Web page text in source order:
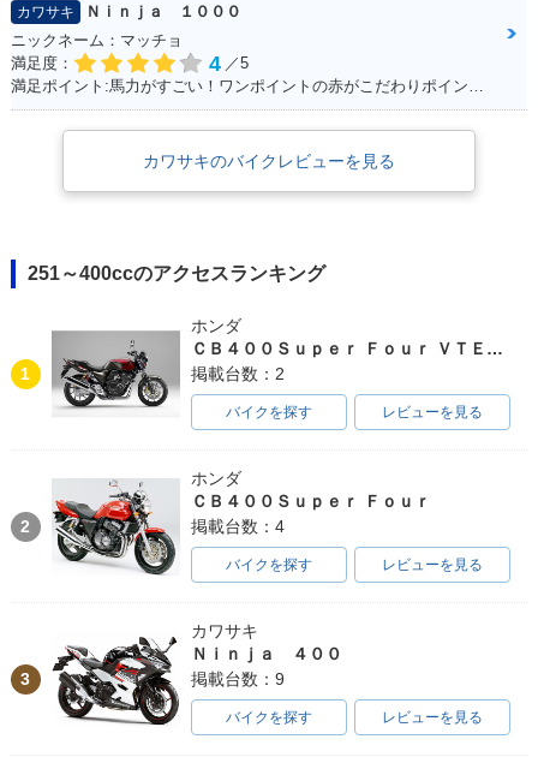
カワサキ
Ｎｉｎｊａ １０００
ニックネーム：マッチョ
満足度：
4 ／5
満足ポイント:馬力がすごい！ワンポイントの赤がこだわりポイントです。
カワサキのバイクレビューを見る
251～400ccのアクセスランキング
1
ホンダ
ＣＢ４００Ｓｕｐｅｒ Ｆｏｕｒ ＶＴＥＣ ＳＰＥＣ３
掲載台数：2
バイクを探す レビューを見る
2
ホンダ
ＣＢ４００Ｓｕｐｅｒ Ｆｏｕｒ
掲載台数：4
バイクを探す レビューを見る
3
カワサキ
Ｎｉｎｊａ ４００
掲載台数：9
バイクを探す レビューを見る